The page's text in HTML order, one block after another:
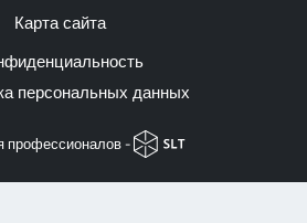
Карта сайта
персональных данных
профессионалов -